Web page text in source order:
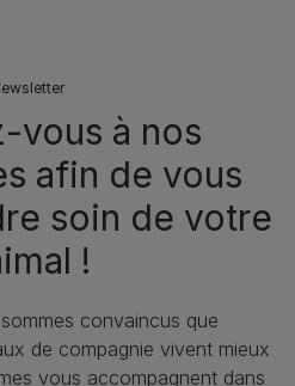
vous à nos
afin de vous
soin de votre
!​
convaincus que
de compagnie vivent mieux
vous accompagnent dans